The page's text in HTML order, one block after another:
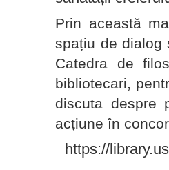
Prin această
spațiu de dialog
Catedra de
bibliotecari,
discuta despre
acțiune în
https://